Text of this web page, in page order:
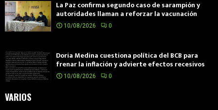
La Paz confirma segundo caso de sarampión y
autoridades llaman a reforzar la vacunación
10/08/2026 0
Doria Medina cuestiona política del BCB para
frenar la inflación y advierte efectos recesivos
10/08/2026 0
VARIOS